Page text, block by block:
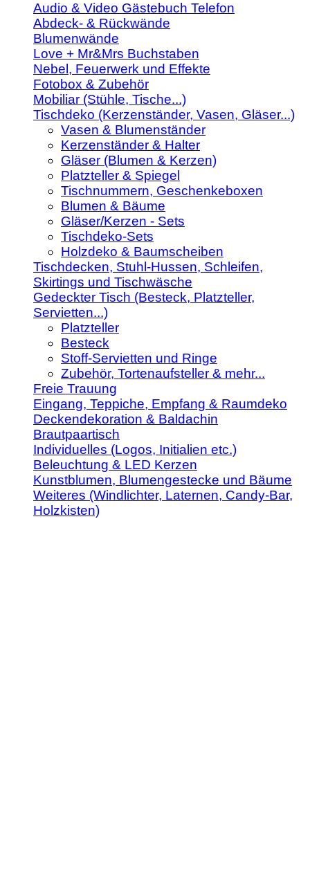
Audio & Video Gästebuch Telefon
Abdeck- & Rückwände
Blumenwände
Love + Mr&Mrs Buchstaben
Nebel, Feuerwerk und Effekte
Fotobox & Zubehör
Mobiliar (Stühle, Tische...)
Tischdeko (Kerzenständer, Vasen, Gläser...)
Vasen & Blumenständer
Kerzenständer & Halter
Gläser (Blumen & Kerzen)
Platzteller & Spiegel
Tischnummern, Geschenkeboxen
Blumen & Bäume
Gläser/Kerzen - Sets
Tischdeko-Sets
Holzdeko & Baumscheiben
Tischdecken, Stuhl-Hussen, Schleifen,
Skirtings und Tischwäsche
Gedeckter Tisch (Besteck, Platzteller,
Servietten...)
Platzteller
Besteck
Stoff-Servietten und Ringe
Zubehör, Tortenaufsteller & mehr...
Freie Trauung
Eingang, Teppiche, Empfang & Raumdeko
Deckendekoration & Baldachin
Brautpaartisch
Individuelles (Logos, Initialien etc.)
Beleuchtung & LED Kerzen
Kunstblumen, Blumengestecke und Bäume
Weiteres (Windlichter, Laternen, Candy-Bar,
Holzkisten)